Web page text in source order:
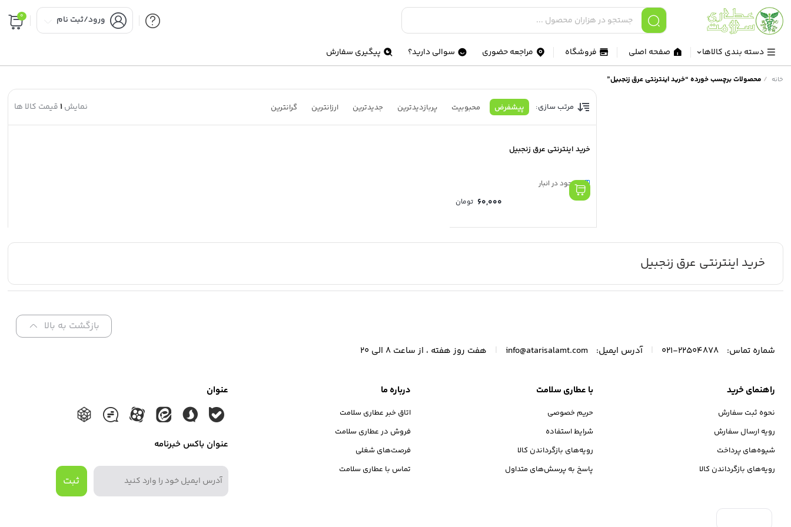
ورود/ثبت نام 0
دسته بندی کالاها صفحه اصلی فروشگاه مراجعه حضوری سوالی دارید؟ پیگیری سفارش
خانه / محصولات برچسب خورده “خرید اینترنتی عرق زنجبیل”
مرتب سازی: پیشفرض محبوبیت پربازدیدترین جدیدترین ارزانترین گرانترین نمایش1 قیمت کالا ها
خرید اینترنتی عرق زنجبیل
موجود در انبار
60,000 تومان
خرید اینترنتی عرق زنجبیل
بازگشت به بالا
شماره تماس: 22504878-021 آدرس ایمیل: info@atarisalamt.com هفت روز هفته ، از ساعت 8 الی 20
راهنمای خرید
نحوه ثبت سفارش
رویه ارسال سفارش
شیوه‌های پرداخت
رویه‌های بازگرداندن کالا
با عطاری سلامت
حریم خصوصی
شرایط استفاده
رویه‌های بازگرداندن کالا
پاسخ به پرسش‌های متداول
درباره ما
اتاق خبر عطاری سلامت
فروش در عطاری سلامت
فرصت‌های شغلی
تماس با عطاری سلامت
عنوان
عنوان باکس خبرنامه
ثبت